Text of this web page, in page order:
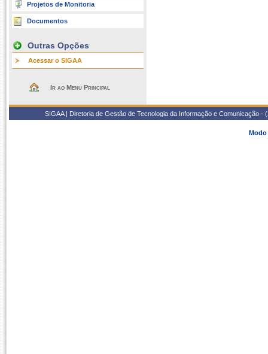
Projetos de Monitoria
Documentos
Outras Opções
Acessar o SIGAA
Ir ao Menu Principal
SIGAA | Diretoria de Gestão de Tecnologia da Informação e
Modo